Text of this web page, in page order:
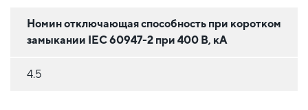
Номин отключающая способность при коротком
замыкании IEC 60947-2 при 400 В, кА
4.5